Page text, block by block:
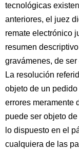
tecnológicas
anteriores, el juez
remate electrónico
resumen
gravámenes, de
La resolución
objeto de un
errores meramente
puede ser objeto
lo dispuesto en el
cualquiera de las